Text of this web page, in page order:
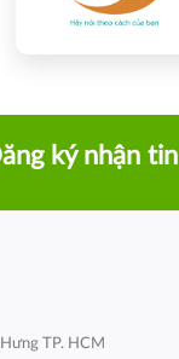
ký nhận tin
TP. HCM